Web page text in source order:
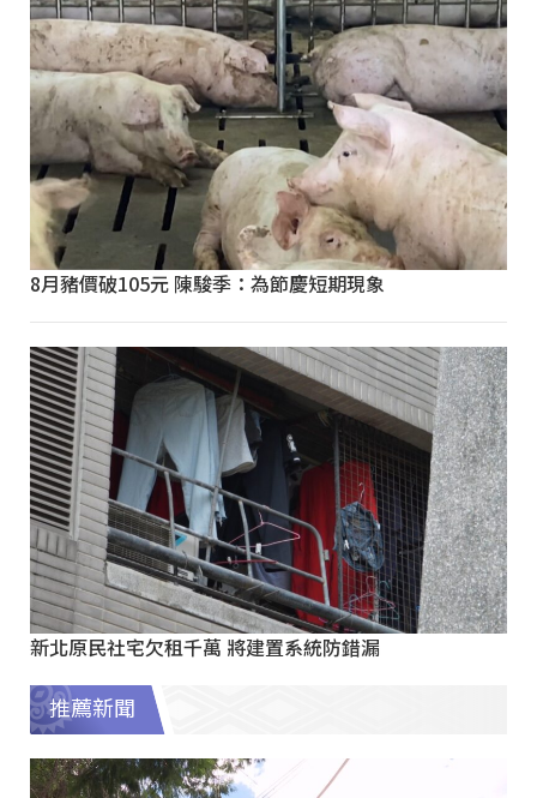
8月豬價破105元 陳駿季：為節慶短期現象
新北原民社宅欠租千萬 將建置系統防錯漏
推薦新聞